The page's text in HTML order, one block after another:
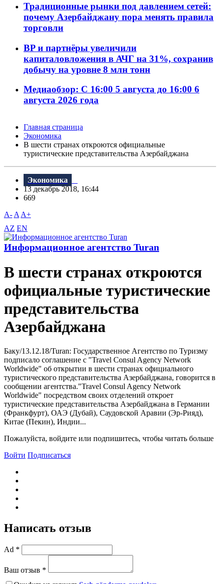
Традиционные рынки под давлением сетей:
почему Азербайджану пора менять правила
торговли
BP и партнёры увеличили
капиталовложения в АЧГ на 31%, сохранив
добычу на уровне 8 млн тонн
Медиаобзор: С 16:00 5 августа до 16:00 6
августа 2026 года
Главная страница
Экономика
В шести странах откроются официальные
туристические представительства Азербайджана
Экономика
13 декабрь 2018, 16:44
669
A- A A+
AZ EN
Информационное агентство Turan
В шести странах откроются
официальные туристические
представительства
Азербайджана
Баку/13.12.18/Turan: Государственное Агентство по Туризму
подписало соглашение с "Travel Consul Agency Network
Worldwide" об открытии в шести странах официального
туристического представительства Азербайджана, говорится в
сообщении агентства."Travel Consul Agency Network
Worldwide" посредством своих отделений откроет
туристические представительства Азербайджана в Германии
(Франкфурт), ОАЭ (Дубай), Саудовской Аравии (Эр-Рияд),
Китае (Пекин), Индии...
Пожалуйста, войдите или подпишитесь, чтобы читать больше
Войти Подписаться
Написать отзыв
Ad *
Ваш отзыв *